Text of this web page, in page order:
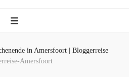
in Amersfoort | Bloggerreise
Amersfoort